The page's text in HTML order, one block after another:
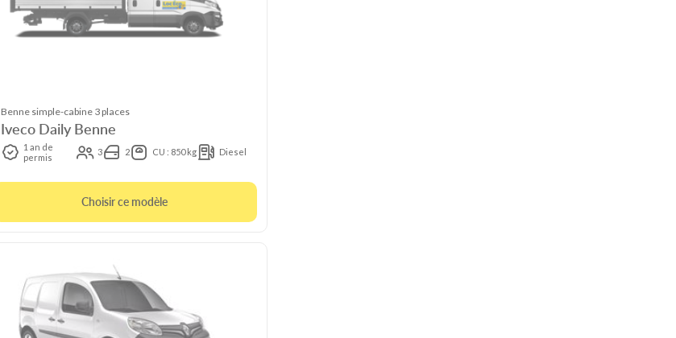
Benne simple-cabine 3 places
Iveco Daily Benne
1 an de
permis
3 2 CU : 850 kg Diesel
Choisir ce modèle